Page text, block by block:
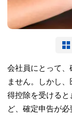
会社員にとって、
ません。しかし
得控除を受ける
ど、確定申告が必